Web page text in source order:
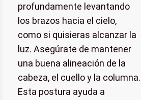
profundamente levantando
los brazos hacia el cielo,
como si quisieras alcanzar la
luz. Asegúrate de mantener
una buena alineación de la
cabeza, el cuello y la columna.
Esta postura ayuda a